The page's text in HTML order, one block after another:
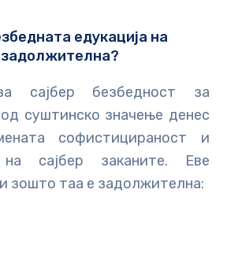
едукација на
сајбер безбедност за
суштинско значење денес
софистицираност и
на сајбер заканите. Еве
зошто таа е задолжителна: